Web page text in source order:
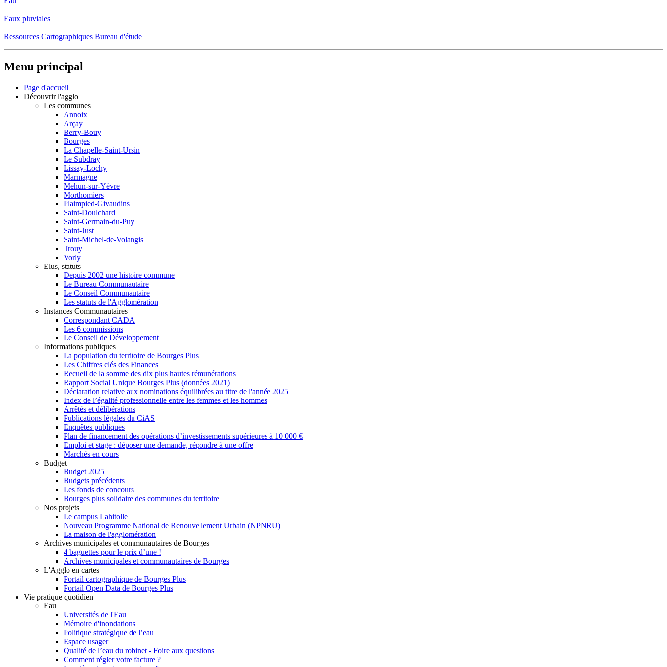
Eaux pluviales
Ressources Cartographiques Bureau d'étude
Menu principal
Page d'accueil
Découvrir l'agglo
Les communes
Annoix
Arçay
Berry-Bouy
Bourges
La Chapelle-Saint-Ursin
Le Subdray
Lissay-Lochy
Marmagne
Mehun-sur-Yèvre
Morthomiers
Plaimpied-Givaudins
Saint-Doulchard
Saint-Germain-du-Puy
Saint-Just
Saint-Michel-de-Volangis
Trouy
Vorly
Elus, statuts
Depuis 2002 une histoire commune
Le Bureau Communautaire
Le Conseil Communautaire
Les statuts de l'Agglomération
Instances Communautaires
Correspondant CADA
Les 6 commissions
Le Conseil de Développement
Informations publiques
La population du territoire de Bourges Plus
Les Chiffres clés des Finances
Recueil de la somme des dix plus hautes rémunérations
Rapport Social Unique Bourges Plus (données 2021)
Déclaration relative aux nominations équilibrées au titre de l'année 2025
Index de l’égalité professionnelle entre les femmes et les hommes
Arrêtés et délibérations
Publications légales du CiAS
Enquêtes publiques
Plan de financement des opérations d’investissements supérieures à 10 000 €
Emploi et stage : déposer une demande, répondre à une offre
Marchés en cours
Budget
Budget 2025
Budgets précédents
Les fonds de concours
Bourges plus solidaire des communes du territoire
Nos projets
Le campus Lahitolle
Nouveau Programme National de Renouvellement Urbain (NPNRU)
La maison de l'agglomération
Archives municipales et communautaires de Bourges
4 baguettes pour le prix d’une !
Archives municipales et communautaires de Bourges
L'Agglo en cartes
Portail cartographique de Bourges Plus
Portail Open Data de Bourges Plus
Vie pratique quotidien
Eau
Universités de l'Eau
Mémoire d'inondations
Politique stratégique de l’eau
Espace usager
Qualité de l’eau du robinet - Foire aux questions
Comment régler votre facture ?